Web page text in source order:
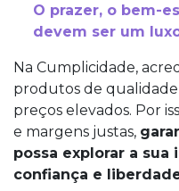
O prazer, o bem-
devem ser um
Na Cumplicidade,
produtos de
preços elevados. Por
e margens justas,
possa explorar a
confiança e